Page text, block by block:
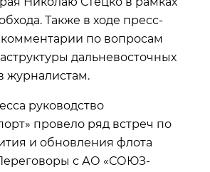
Также в ходе пресс-
комментарии по вопросам
дальневосточных
журналистам.
руководство
провело ряд встреч по
и обновления флота
с АО «СОЮЗ-